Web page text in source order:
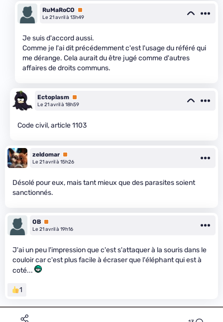
RuMaRoCO
Premium
Le 21 avril à 13h49
Je suis d'accord aussi.
Comme je l'ai dit précédemment c'est l'usage du référé qui
me dérange. Cela aurait du être jugé comme d'autres
affaires de droits communs.
Ectoplasm Premium
Le 21 avril à 18h59
Code civil, article 1103
zeldomar Premium
Le 21 avril à 15h26
Désolé pour eux, mais tant mieux que des parasites soient
sanctionnés.
OB Premium
Le 21 avril à 19h16
J'ai un peu l'impression que c'est s'attaquer à la souris dans le
couloir car c'est plus facile à écraser que l'éléphant qui est à
coté...
1